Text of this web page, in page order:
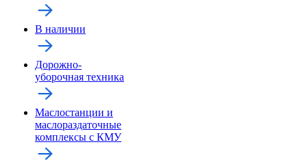
В наличии
Дорожно-
уборочная техника
Маслостанции и
маслораздаточные
комплексы с КМУ